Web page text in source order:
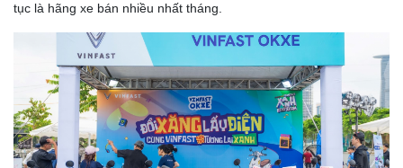
Sức khỏe
Dinh dưỡng - món ngon
Đời sống
Nhà đẹp
tục là hãng xe bán nhiều nhất tháng.